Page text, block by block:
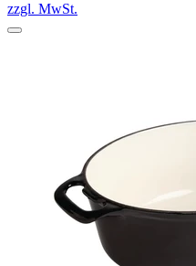
zzgl. MwSt.